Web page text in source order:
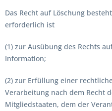
Das Recht auf Löschung
erforderlich ist
(1) zur Ausübung des Rechts
Information;
(2) zur Erfüllung einer
Verarbeitung nach dem Recht
Mitgliedstaaten, dem der